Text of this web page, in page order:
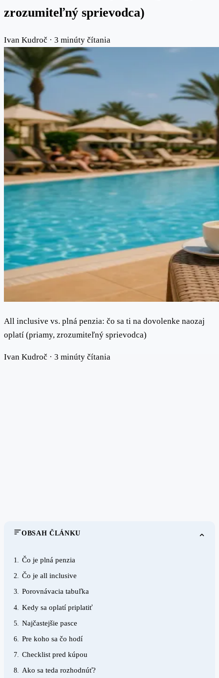
zrozumiteľný sprievodca)
Ivan Kudroč · 3 minúty čítania
All inclusive vs. plná penzia: čo sa ti na dovolenke naozaj
oplatí (priamy, zrozumiteľný sprievodca)
Ivan Kudroč · 3 minúty čítania
OBSAH ČLÁNKU
1. Čo je plná penzia
2. Čo je all inclusive
3. Porovnávacia tabuľka
4. Kedy sa oplatí priplatiť
5. Najčastejšie pasce
6. Pre koho sa čo hodí
7. Checklist pred kúpou
8. Ako sa teda rozhodnúť?